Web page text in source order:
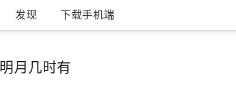
发现 下载手机端
明月几时有